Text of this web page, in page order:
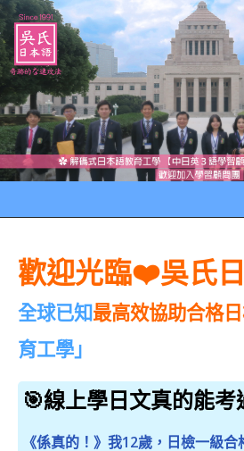
歡迎光臨❤️️吳氏日
全球已知最高效協助合格
育工學」
🎯線上學日文真的能考
《係真的！》我12歲，日檢一級合